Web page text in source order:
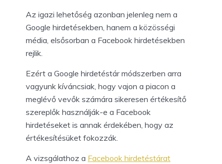
Az igazi lehetőség azonban jelenleg nem a
Google hirdetésekben, hanem a közösségi
média, elsősorban a Facebook hirdetésekben
rejlik.
Ezért a Google hirdetéstár módszerben arra
vagyunk kíváncsiak, hogy vajon a piacon a
meglévő vevők számára sikeresen értékesítő
szereplők használják-e a Facebook
hirdetéseket is annak érdekében, hogy az
értékesítésüket fokozzák.
A vizsgálathoz a Facebook hirdetéstárat